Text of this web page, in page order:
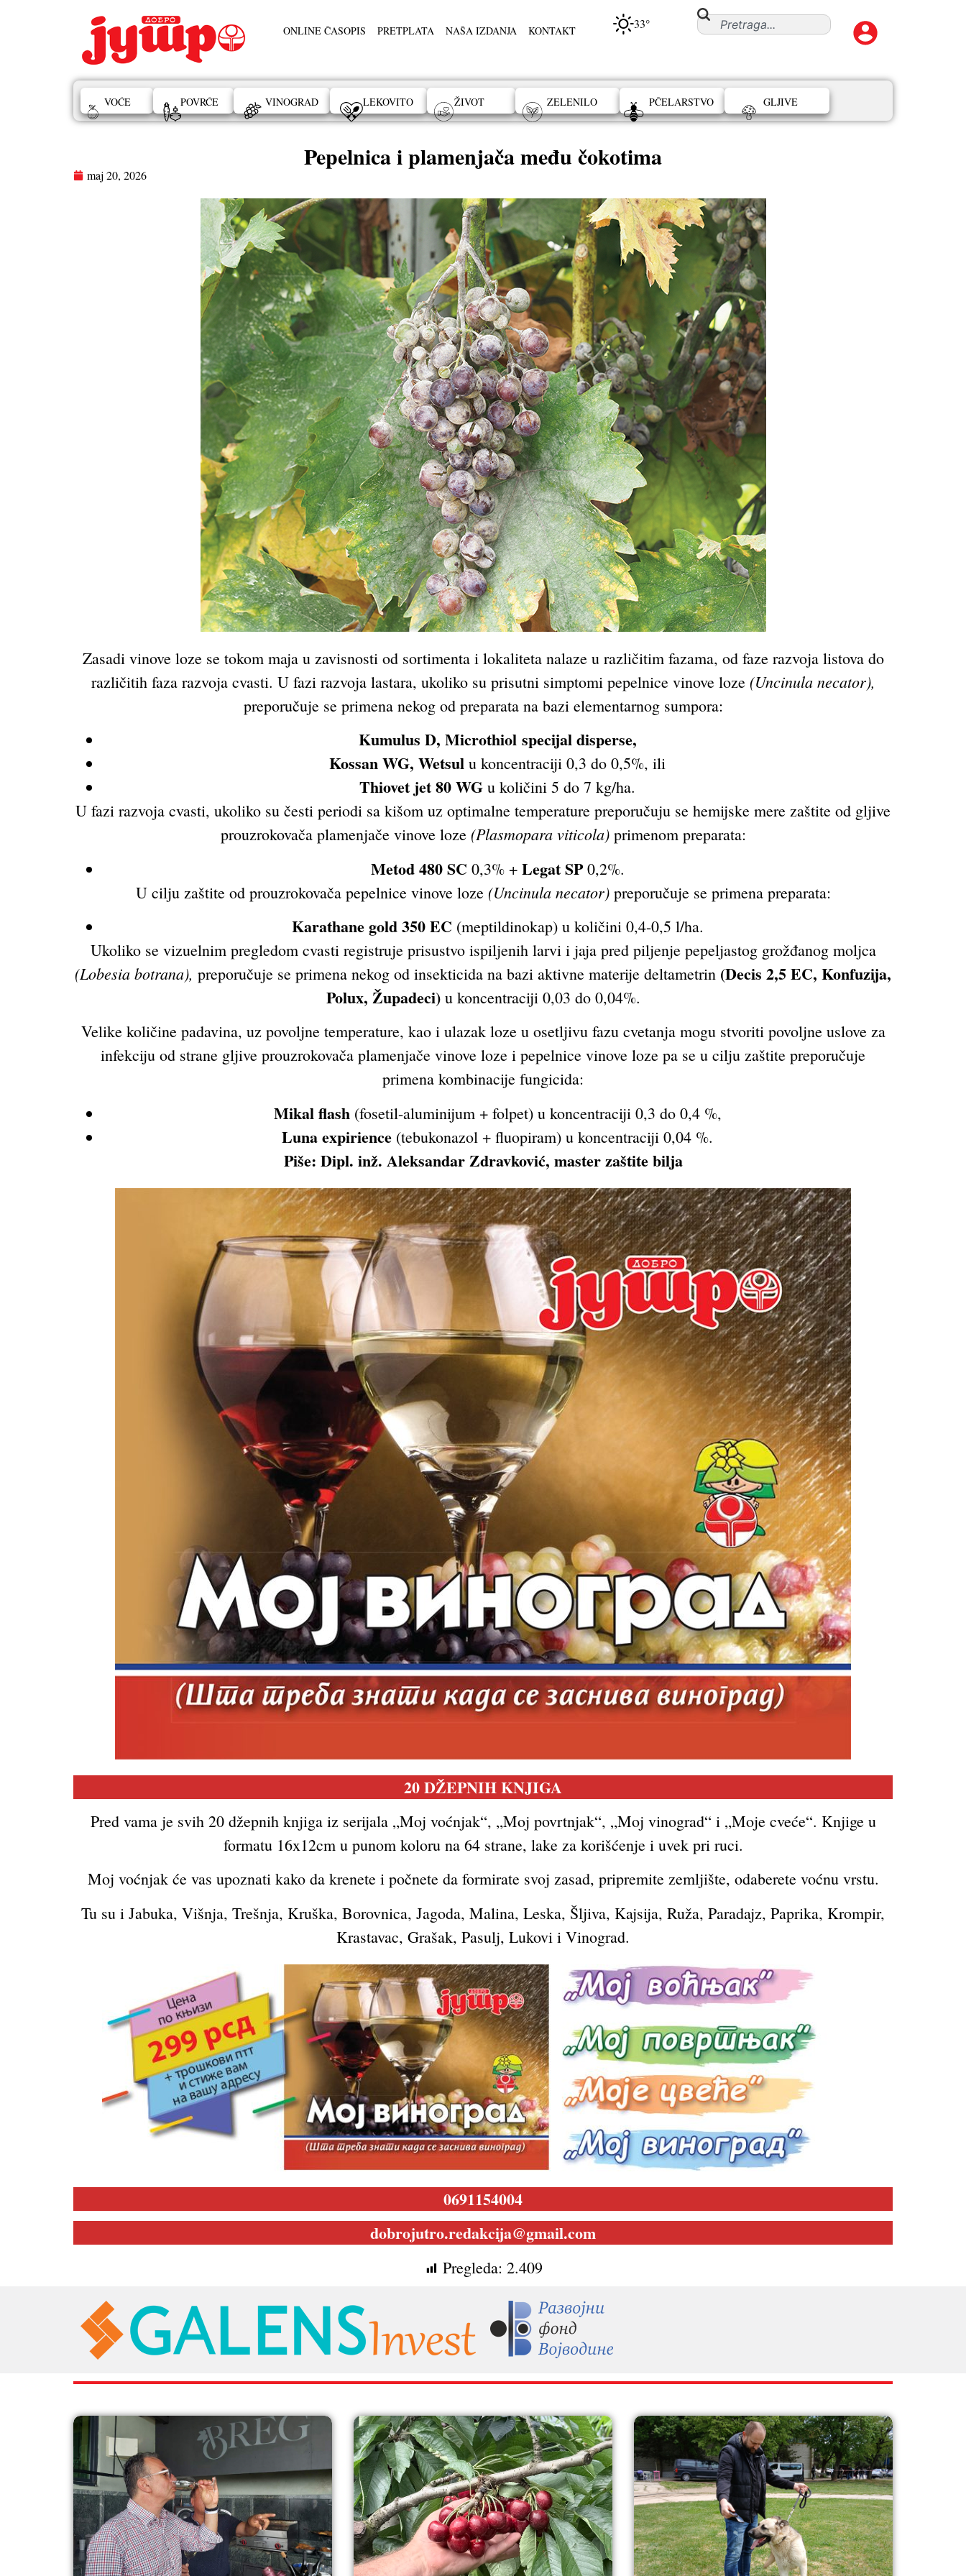
ONLINE ČASOPIS PRETPLATA NAŠA IZDANJA KONTAKT 33°
VOĆE POVRĆE VINOGRAD LEKOVITO ŽIVOT ZELENILO PČELARSTVO GLJIVE
Pepelnica i plamenjača među čokotima
maj 20, 2026
Zasadi vinove loze se tokom maja u zavisnosti od sortimenta i lokaliteta nalaze u različitim fazama, od faze razvoja listova do
različitih faza razvoja cvasti. U fazi razvoja lastara, ukoliko su prisutni simptomi pepelnice vinove loze (Uncinula necator),
preporučuje se primena nekog od preparata na bazi elementarnog sumpora:
Kumulus D, Microthiol specijal disperse,
Kossan WG, Wetsul u koncentraciji 0,3 do 0,5%, ili
Thiovet jet 80 WG u količini 5 do 7 kg/ha.
U fazi razvoja cvasti, ukoliko su česti periodi sa kišom uz optimalne temperature preporučuju se hemijske mere zaštite od gljive
prouzrokovača plamenjače vinove loze (Plasmopara viticola)primenom preparata:
Metod 480 SC 0,3% + Legat SP0,2%.
U cilju zaštite od prouzrokovača pepelnice vinove loze (Uncinula necator)preporučuje se primena preparata:
Karathane gold 350 EC (meptildinokap) u količini 0,4-0,5 l/ha.
Ukoliko se vizuelnim pregledom cvasti registruje prisustvo ispiljenih larvi i jaja pred piljenje pepeljastog grožđanog moljca
(Lobesia botrana), preporučuje se primena nekog od insekticida na bazi aktivne materije deltametrin (Decis 2,5 EC, Konfuzija,
Polux, Župadeci)u koncentraciji 0,03 do 0,04%.
Velike količine padavina, uz povoljne temperature, kao i ulazak loze u osetljivu fazu cvetanja mogu stvoriti povoljne uslove za
infekciju od strane gljive prouzrokovača plamenjače vinove loze i pepelnice vinove loze pa se u cilju zaštite preporučuje
primena kombinacije fungicida:
Mikal flash (fosetil-aluminijum + folpet) u koncentraciji 0,3 do 0,4 %,
Luna expirience (tebukonazol + fluopiram) u koncentraciji 0,04 %.
Piše: Dipl. inž. Aleksandar Zdravković, master zaštite bilja
20DŽEPNIH KNJIGA
Pred vama je svih 20 džepnih knjiga iz serijala „Moj voćnjak“, „Moj povrtnjak“, „Moj vinograd“ i „Moje cveće“. Knjige u
formatu 16x12cm u punom koloru na 64 strane, lake za korišćenje i uvek pri ruci.
Moj voćnjak će vas upoznati kako da krenete i počnete da formirate svoj zasad, pripremite zemljište, odaberete voćnu vrstu.
Tu su i Jabuka, Višnja, Trešnja, Kruška, Borovnica, Jagoda, Malina, Leska, Šljiva, Kajsija, Ruža, Paradajz, Paprika, Krompir,
Krastavac, Grašak, Pasulj, Lukovi i Vinograd.
0691154004
dobrojutro.redakcija@gmail.com
Pregleda: 2.409
RAZNO